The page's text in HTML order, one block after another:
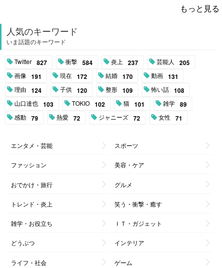
もっと見る
人気のキーワード
いま話題のキーワード
Twitter 827 衝撃 584 炎上 237 芸能人 205
画像 191 現在 172 結婚 170 動画 131
理由 124 子供 120 整形 109 怖い話 108
山口達也 103 TOKIO 102 猫 101 雑学 89
感動 79 熱愛 72 ジャニーズ 72 女性 71
エンタメ・芸能 スポーツ
ファッション 美容・ケア
おでかけ・旅行 グルメ
トレンド・炎上 笑う・衝撃・癒す
雑学・お役立ち ＩＴ・ガジェット
どうぶつ インテリア
ライフ・社会 ゲーム